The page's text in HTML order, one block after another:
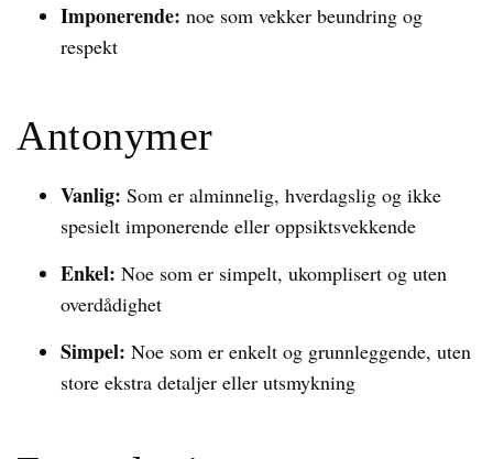
Imponerende: noe som vekker beundring og
respekt
Antonymer
Vanlig: Som er alminnelig, hverdagslig og ikke
spesielt imponerende eller oppsiktsvekkende
Enkel: Noe som er simpelt, ukomplisert og uten
overdådighet
Simpel: Noe som er enkelt og grunnleggende, uten
store ekstra detaljer eller utsmykning